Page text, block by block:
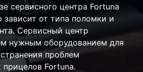
сервисного центра Fortuna
от типа поломки и
Сервисный центр
нужным оборудованием для
проблем
Fortuna.